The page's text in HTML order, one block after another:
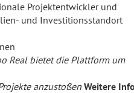
Projektentwickler und
und Investitionsstandort
Real bietet die Plattform um
anzustoßen Weitere